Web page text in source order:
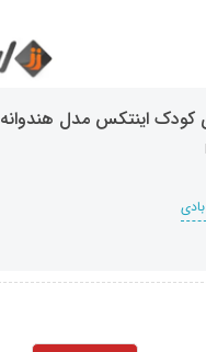
کودک اینتکس مدل هندوانه